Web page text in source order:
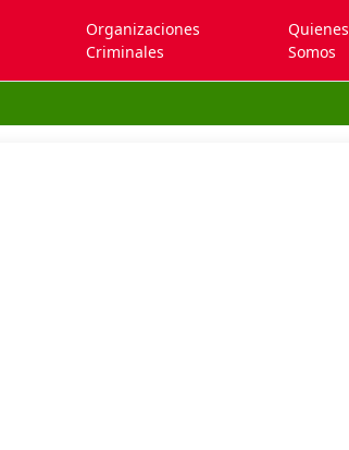
Organizaciones
Criminales
Quienes
Somos